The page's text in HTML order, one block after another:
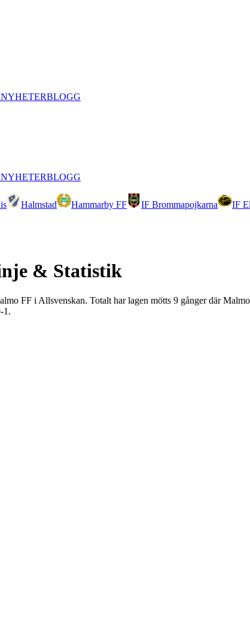
NYHETERBLOGG
NYHETERBLOGG
Halmstad Hammarby FF IF Brommapojkarna IF
& Statistik
FF i Allsvenskan. Totalt har lagen mötts 9 gånger där
1.